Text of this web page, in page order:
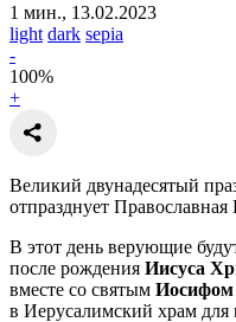
1 мин., 13.02.2023
light dark sepia
-
100%
+
Великий двунадесятый
отпразднует
В этот день верующие
после рождения Иисуса
вместе со святым
в Иерусалимский храм для